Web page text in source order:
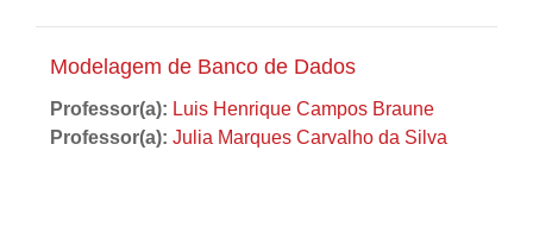
Modelagem de Banco de Dados
Professor(a): Luis Henrique Campos Braune
Professor(a): Julia Marques Carvalho da Silva